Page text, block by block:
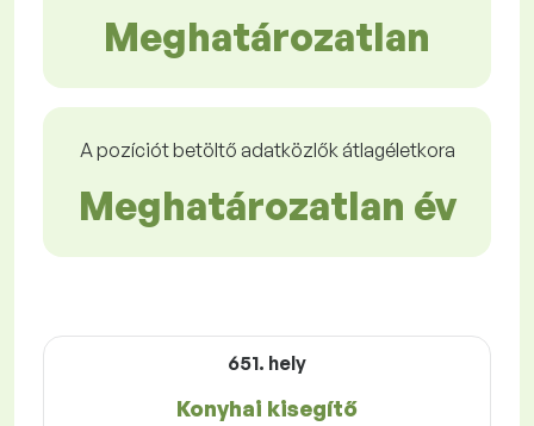
Meghatározatlan
A pozíciót betöltő adatközlők átlagéletkora
Meghatározatlan év
651. hely
Konyhai kisegítő